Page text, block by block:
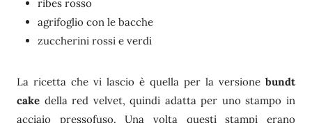
ribes rosso
agrifoglio con le bacche
zuccherini rossi e verdi
La ricetta che vi lascio è quella per la versione bundt
cake della red velvet, quindi adatta per uno stampo in
acciaio pressofuso. Una volta questi stampi erano